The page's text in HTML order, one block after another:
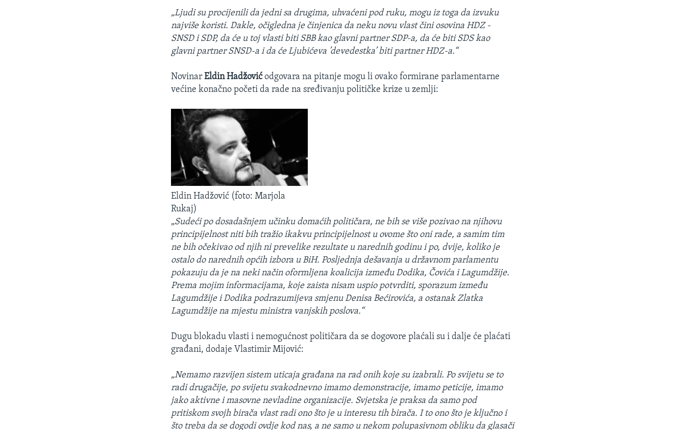
„Ljudi su procijenili da jedni sa drugima, uhvaćeni pod ruku, mogu iz toga da izvuku
najviše koristi. Dakle, očigledna je činjenica da neku novu vlast čini osovina HDZ -
SNSD i SDP, da će u toj vlasti biti SBB kao glavni partner SDP-a, da će biti SDS kao
glavni partner SNSD-a i da će Ljubićeva ’devedestka’ biti partner HDZ-a.“
NovinarEldin Hadžovićodgovara na pitanje mogu li ovako formirane parlamentarne
većine konačno početi da rade na sređivanju političke krize u zemlji:
Eldin Hadžović (foto: Marjola
Rukaj)
„Sudeći po dosadašnjem učinku domaćih političara, ne bih se više pozivao na njihovu
principijelnost niti bih tražio ikakvu principijelnost u ovome što oni rade, a samim tim
ne bih očekivao od njih ni prevelike rezultate u narednih godinu i po, dvije, koliko je
ostalo do narednih općih izbora u BiH. Posljednja dešavanja u državnom parlamentu
pokazuju da je na neki način oformljena koalicija između Dodika, Čovića i Lagumdžije.
Prema mojim informacijama, koje zaista nisam uspio potvrditi, sporazum između
Lagumdžije i Dodika podrazumijeva smjenu Denisa Bećirovića, a ostanak Zlatka
Lagumdžije na mjestu ministra vanjskih poslova.“
Dugu blokadu vlasti i nemogućnost političara da se dogovore plaćali su i dalje će plaćati
građani, dodaje Vlastimir Mijović:
„Nemamo razvijen sistem uticaja građana na rad onih koje su izabrali. Po svijetu se to
radi drugačije, po svijetu svakodnevno imamo demonstracije, imamo peticije, imamo
jako aktivne i masovne nevladine organizacije. Svjetska je praksa da samo pod
pritiskom svojh birača vlast radi ono što je u interesu tih birača. I to ono što je ključno i
što treba da se dogodi ovdje kod nas, a ne samo u nekom polupasivnom obliku da glasači